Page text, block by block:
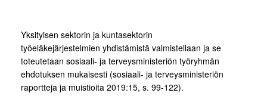
Yksityisen sektorin ja kuntasektorin
työeläkejärjestelmien yhdistämistä valmistellaan ja se
toteutetaan sosiaali- ja terveysministeriön työryhmän
ehdotuksen mukaisesti (sosiaali- ja terveysministeriön
raportteja ja muistioita 2019:15, s. 99-122).